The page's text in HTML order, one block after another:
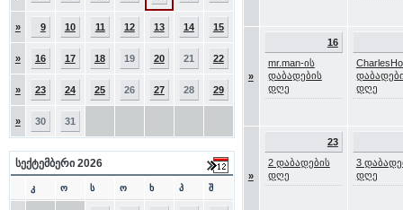
» 9 10 11 12 13 14 15
» 16 17 18 19 20 21 22
» 23 24 25 26 27 28 29
» 30 31
სექტემბერი 2026
კ ო ს ო ხ პ შ
»
16
mr.man-ის
დაბადების
დღე
დღე
»
23
2 დაბადების
დღე
3
დღე